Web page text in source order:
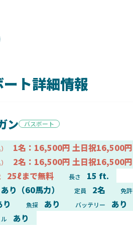
ト詳細情報
ン バスボート
1名：16,500円 土日祝16,500円
2名：16,500円 土日祝16,500円
25ℓまで無料 長さ 15 ft.
あり（60馬力） 定員 2名 免許
り 魚探 あり バッテリー あり
あり